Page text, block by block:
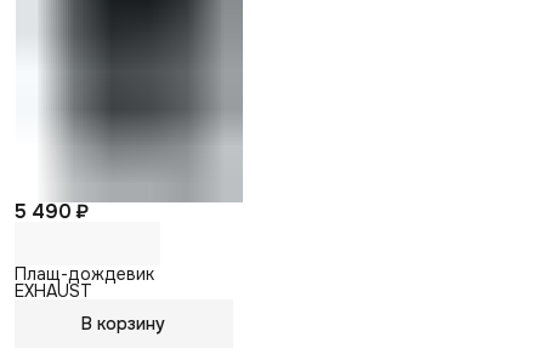
5 490 ₽
Плащ-дождевик
EXHAUST
В корзину